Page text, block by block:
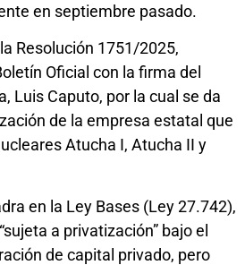
en septiembre pasado.
Resolución 1751/2025,
Oficial con la firma del
Luis Caputo, por la cual se da
de la empresa estatal que
Atucha I, Atucha II y
en la Ley Bases (Ley 27.742),
a privatización” bajo el
de capital privado, pero